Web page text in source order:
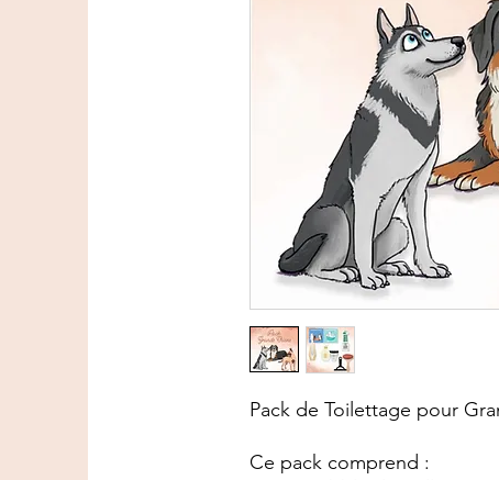
Pack de Toilettage pour
Ce pack comprend :